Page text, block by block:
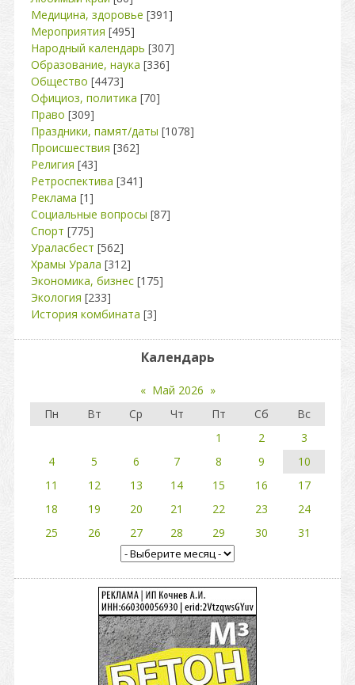
Медицина, здоровье [391]
Мероприятия [495]
Народный календарь [307]
Образование, наука [336]
Общество [4473]
Официоз, политика [70]
Право [309]
Праздники, памят/даты [1078]
Происшествия [362]
Религия [43]
Ретроспектива [341]
Реклама [1]
Социальные вопросы [87]
Спорт [775]
Ураласбест [562]
Храмы Урала [312]
Экономика, бизнес [175]
Экология [233]
История комбината [3]
Календарь
« Май 2026 »
Пн
Вт Ср Чт Пт Сб
Вс
1
2
3
4
5 6 7 8 9
10
11
12 13 14 15 16
17
18
19 20 21 22 23
24
25
26 27 28 29 30 31